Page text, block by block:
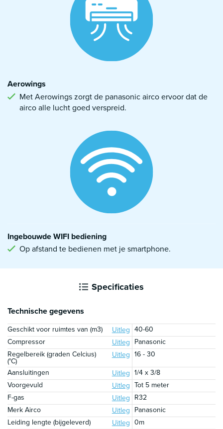
Aerowings
Met Aerowings zorgt de panasonic airco ervoor dat de
airco alle lucht goed verspreid.
Ingebouwde WIFI bediening
Op afstand te bedienen met je smartphone.
Specificaties
Technische gegevens
Geschikt voor ruimtes van (m3) Uitleg 40-60
Compressor
Uitleg Panasonic
Regelbereik (graden Celcius)
(°C)
Uitleg 16 - 30
Aansluitingen
Uitleg 1/4 x 3/8
Voorgevuld
Uitleg Tot 5 meter
F-gas
Uitleg R32
Merk Airco
Uitleg Panasonic
Leiding lengte (bijgeleverd)
Uitleg 0m